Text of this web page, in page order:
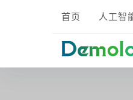
首页 人工智